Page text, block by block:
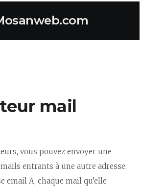
mail
vous pouvez envoyer une
entrants à une autre adresse.
email A, chaque mail qu’elle